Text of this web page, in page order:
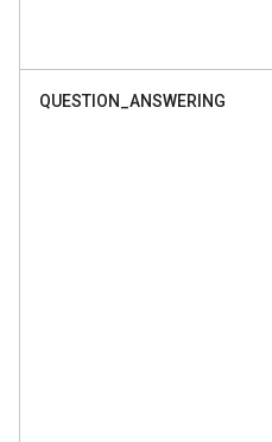
QUESTION_ANSWERING